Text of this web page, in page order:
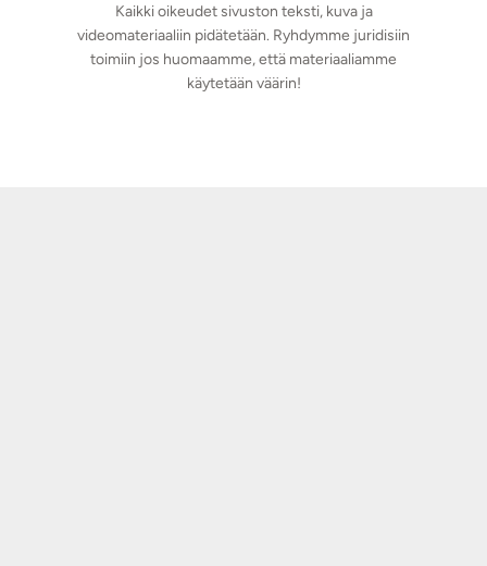
Kaikki oikeudet sivuston teksti, kuva ja
videomateriaaliin pidätetään. Ryhdymme juridisiin
toimiin jos huomaamme, että materiaaliamme
käytetään väärin!